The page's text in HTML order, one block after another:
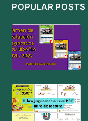
POPULAR POSTS